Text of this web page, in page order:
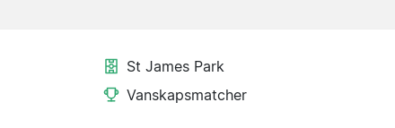
St James Park
Vanskapsmatcher